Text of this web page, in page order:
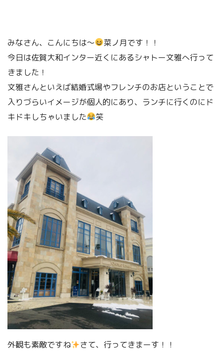
みなさん、こんにちは〜
菜ノ月です！！
今日は佐賀大和インター近くにあるシャトー文雅へ行って
きました！
文雅さんといえば結婚式場やフレンチのお店ということで
入りづらいイメージが個人的にあり、ランチに行くのにド
キドキしちゃいました
笑
外観も素敵ですね さて、行ってきまーす！！